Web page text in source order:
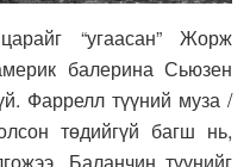
“угаасан” Жорж
балерина Сьюзен
Фаррелл түүний муза /
төдийгүй багш нь,